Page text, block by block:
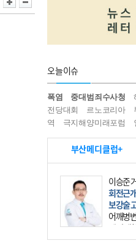
오늘이슈
폭염 중대범죄수사청
전당대회
르노코리아
역
극지해양미래포럼
부산메디클럽+
이승준
회전근
보강술
어깨병
에 발
는 오십